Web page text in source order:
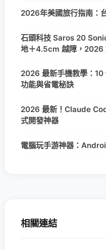
2026年美國旅行指南：
石頭科技 Saros 20
地＋4.5cm 越障，2026
2026 最新手機教學：
功能與省電秘訣
2026 最新！Claude
式開發神器
電腦玩手游神器：
相關連結